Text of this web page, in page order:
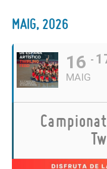
MAIG, 2026
16
MAIG